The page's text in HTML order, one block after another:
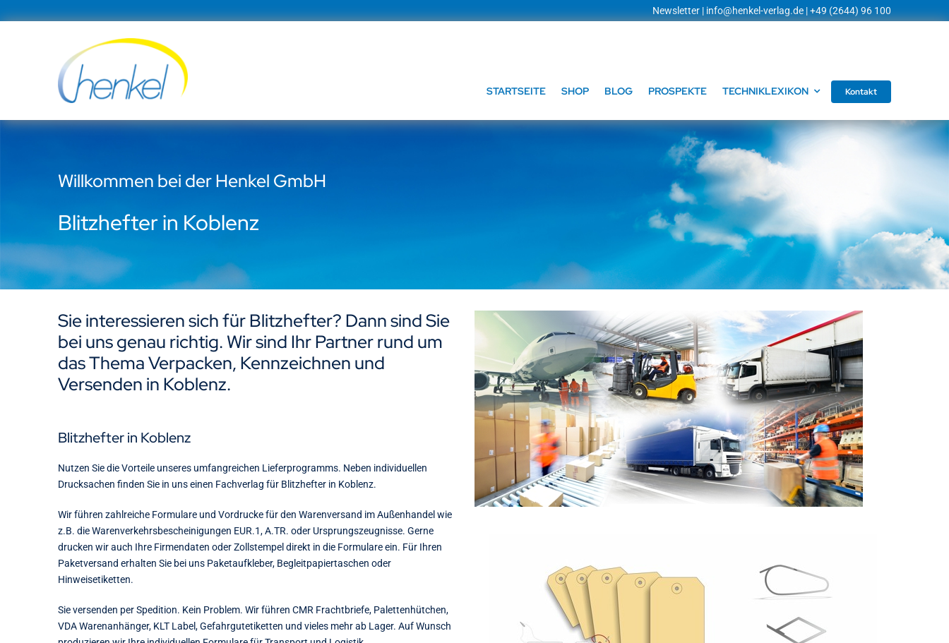
Inhalt
Newsletter | info@henkel-verlag.de | +49 (2644) 96 100
STARTSEITE SHOP BLOG PROSPEKTE TECHNIKLEXIKON Kontakt
Willkommen bei der Henkel GmbH
Blitzhefter in Koblenz
Sie interessieren sich für Blitzhefter? Dann sind Sie
bei uns genau richtig. Wir sind Ihr Partner rund um
das Thema Verpacken, Kennzeichnen und
Versenden in Koblenz.
Blitzhefter in Koblenz
Nutzen Sie die Vorteile unseres umfangreichen Lieferprogramms. Neben individuellen
Drucksachen finden Sie in uns einen Fachverlag für Blitzhefter in Koblenz.
Wir führen zahlreiche Formulare und Vordrucke für den Warenversand im Außenhandel wie
z.B. die Warenverkehrsbescheinigungen EUR.1, A.TR. oder Ursprungszeugnisse. Gerne
drucken wir auch Ihre Firmendaten oder Zollstempel direkt in die Formulare ein. Für Ihren
Paketversand erhalten Sie bei uns Paketaufkleber, Begleitpapiertaschen oder
Hinweisetiketten.
Sie versenden per Spedition. Kein Problem. Wir führen CMR Frachtbriefe, Palettenhütchen,
VDA Warenanhänger, KLT Label, Gefahrgutetiketten und vieles mehr ab Lager. Auf Wunsch